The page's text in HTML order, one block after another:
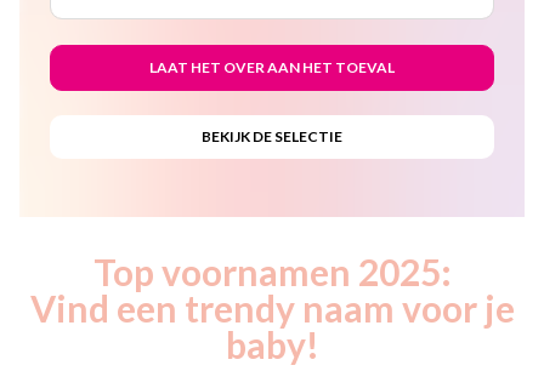
Top voornamen 2025:
Vind een trendy naam voor je
baby!